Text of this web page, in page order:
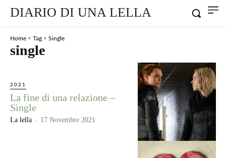
DIARIO DI UNA LELLA
Home Tag Single
single
2021
La fine di una relazione –
Single
La lella - 17 Novembre 2021